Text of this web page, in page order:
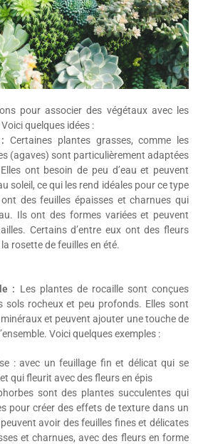
pour associer des végétaux avec les
quelques idées :
Certaines plantes grasses, comme les
(agaves) sont particulièrement adaptées
ont besoin de peu d’eau et peuvent
soleil, ce qui les rend idéales pour ce type
des feuilles épaisses et charnues qui
Ils ont des formes variées et peuvent
Certains d’entre eux ont des fleurs
rosette de feuilles en été.
: Les plantes de rocaille sont conçues
sols rocheux et peu profonds. Elles sont
et peuvent ajouter une touche de
Voici quelques exemples :
: avec un feuillage fin et délicat qui se
qui fleurit avec des fleurs en épis
sont des plantes succulentes qui
pour créer des effets de texture dans un
avoir des feuilles fines et délicates
et charnues, avec des fleurs en forme